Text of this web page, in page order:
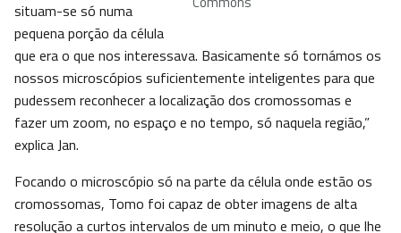
situam-se só numa
pequena porção da célula
que era o que nos interessava. Basicamente só tornámos os
nossos microscópios suficientemente inteligentes para que
pudessem reconhecer a localização dos cromossomas e
fazer um zoom, no espaço e no tempo, só naquela região,”
explica Jan.
Focando o microscópio só na parte da célula onde estão os
cromossomas, Tomo foi capaz de obter imagens de alta
resolução a curtos intervalos de um minuto e meio, o que lhe